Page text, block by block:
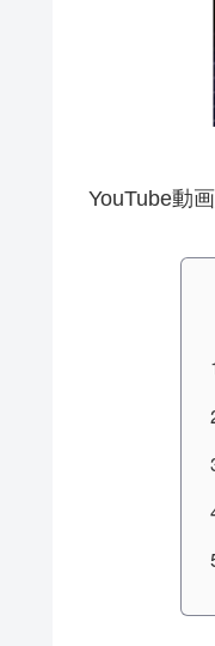
YouTube動画